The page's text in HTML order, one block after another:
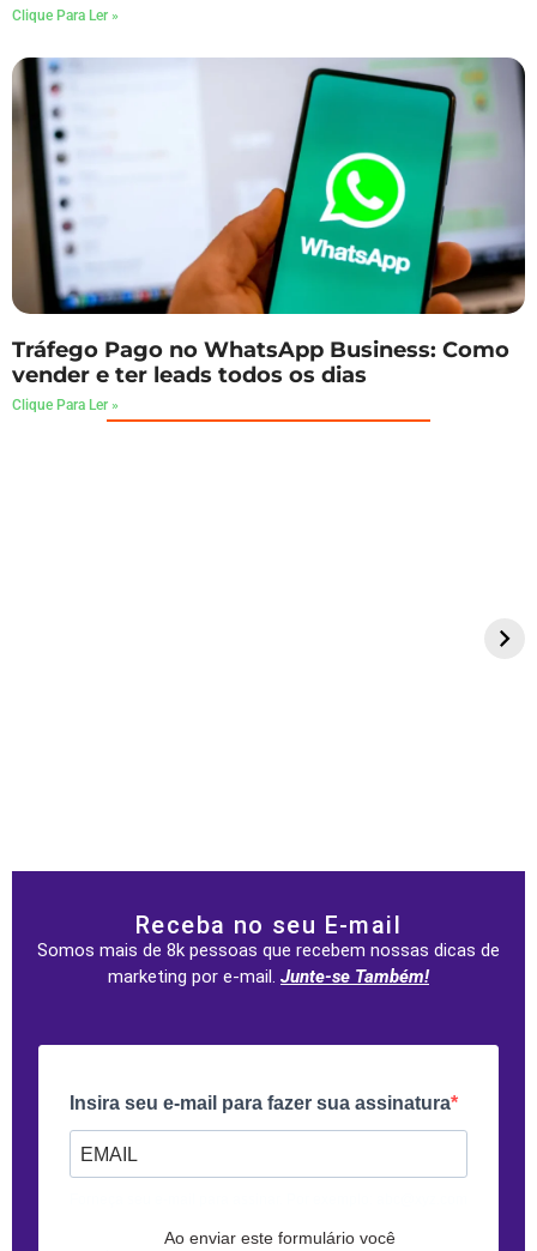
Clique Para Ler »
Tráfego Pago no WhatsApp Business: Como
vender e ter leads todos os dias
Clique Para Ler »
Receba no seu E-mail
Somos mais de 8k pessoas que recebem nossas dicas de
marketing por e-mail. Junte-se Também!
Insira seu e-mail para fazer sua assinatura
Ao enviar este formulário você